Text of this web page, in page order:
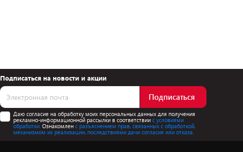
Подписаться на новости и акции
Подписаться
Даю согласие на обработку моих персональных данных для получения
рекламно-информационной рассылки в соответствиис условиями
обработки. Ознакомлен с разъяснением прав, связанных с обработкой,
механизмом их реализации, последствиями дачи согласия или отказа.